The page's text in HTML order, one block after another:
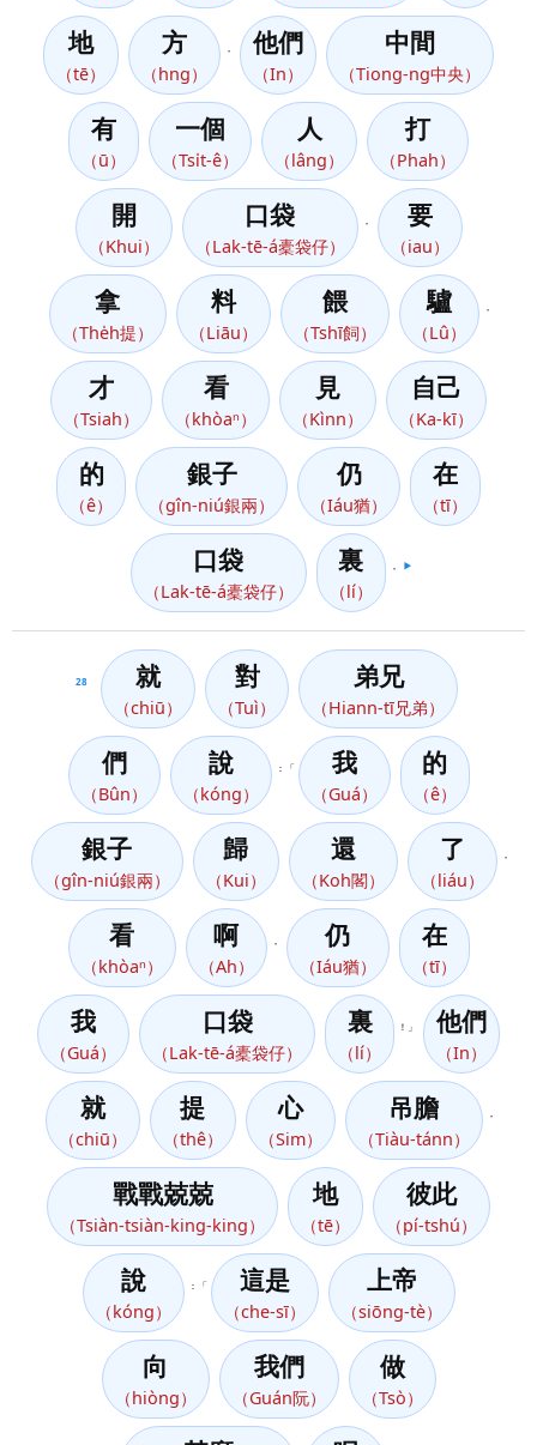
地
（tē）
方
（hng）
他們
（In）
中間
（Tiong-ng中央）
有
（ū）
一個
（Tsi̍t-ê）
人
（lâng）
打
（Phah）
開
（Khui）
口袋
（Lak-tē-á橐袋仔）
要
（iau）
拿
（The̍h提）
料
（Liāu）
餵
（Tshī飼）
驢
（Lû）
才
（Tsiah）
看
（khòaⁿ）
見
（Kìnn）
自己
（Ka-kī）
的
（ê）
銀子
（gîn-niú銀兩）
仍
（Iáu猶）
在
（tī）
口袋
（Lak-tē-á橐袋仔）
裏
（lí）
▶️
28 就
（chiū）
對
（Tuì）
弟兄
（Hiann-tī兄弟）
們
（Bûn）
說
（kóng）
：「 我
（Guá）
的
（ê）
銀子
（gîn-niú銀兩）
歸
（Kui）
還
（Koh閣）
了
（liáu）
看
（khòaⁿ）
啊
（Ah）
仍
（Iáu猶）
在
（tī）
我
（Guá）
口袋
（Lak-tē-á橐袋仔）
裏
（lí）
！」 他們
（In）
就
（chiū）
提
（thê）
心
（Sim）
吊膽
（Tiàu-tánn）
戰戰兢兢
（Tsiàn-tsiàn-king-king）
地
（tē）
彼此
（pí-tshú）
說
（kóng）
：「 這是
（che-sī）
上帝
（siōng-tè）
向
（hiòng）
我們
（Guán阮）
做
（Tsò）